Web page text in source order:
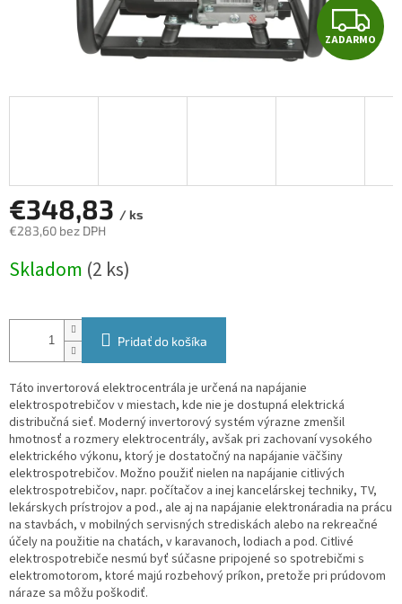
Z
A
D
ZADARMO
€348,83 / ks
€283,60 bez DPH
cena:
Skladom (2 ks)
Pridať do košíka
Táto invertorová elektrocentrála je určená na napájanie
elektrospotrebičov v miestach, kde nie je dostupná elektrická
distribučná sieť. Moderný invertorový systém výrazne zmenšil
hmotnosť a rozmery elektrocentrály, avšak pri zachovaní vysokého
elektrického výkonu, ktorý je dostatočný na napájanie väčšiny
elektrospotrebičov. Možno použiť nielen na napájanie citlivých
elektrospotrebičov, napr. počítačov a inej kancelárskej techniky, TV,
lekárskych prístrojov a pod., ale aj na napájanie elektronáradia na prácu
na stavbách, v mobilných servisných strediskách alebo na rekreačné
účely na použitie na chatách, v karavanoch, lodiach a pod. Citlivé
elektrospotrebiče nesmú byť súčasne pripojené so spotrebičmi s
elektromotorom, ktoré majú rozbehový príkon, pretože pri prúdovom
náraze sa môžu poškodiť.